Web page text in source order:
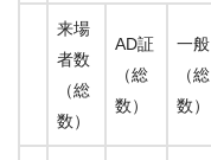
来場
者数
（総
数）
AD証
（総
数）
一般
（総
数）